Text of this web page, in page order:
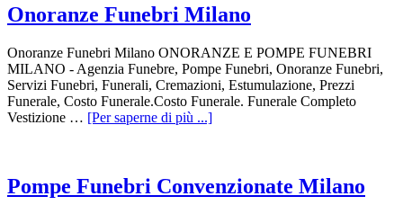
Onoranze Funebri Milano
Onoranze Funebri Milano ONORANZE E POMPE FUNEBRI
MILANO - Agenzia Funebre, Pompe Funebri, Onoranze Funebri,
Servizi Funebri, Funerali, Cremazioni, Estumulazione, Prezzi
Funerale, Costo Funerale.Costo Funerale. Funerale Completo
Vestizione … [Per saperne di più ...]
Pompe Funebri Convenzionate Milano